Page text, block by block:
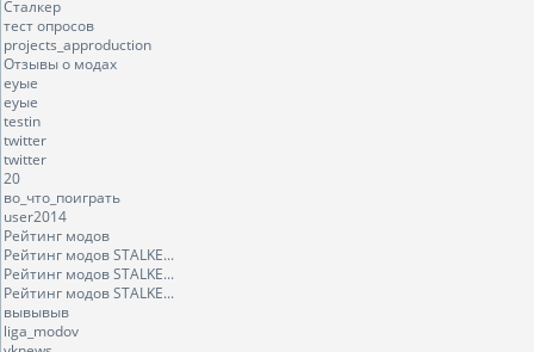
Сталкер
тест опросов
projects_approduction
Отзывы о модах
еуые
еуые
testin
twitter
twitter
20
во_что_поиграть
user2014
Рейтинг модов
Рейтинг модов STALKE...
Рейтинг модов STALKE...
Рейтинг модов STALKE...
вывывыв
liga_modov